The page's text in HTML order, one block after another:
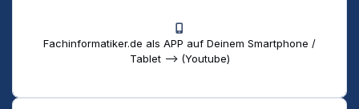
Fachinformatiker.de als APP auf Deinem Smartphone /
Tablet --> (Youtube)